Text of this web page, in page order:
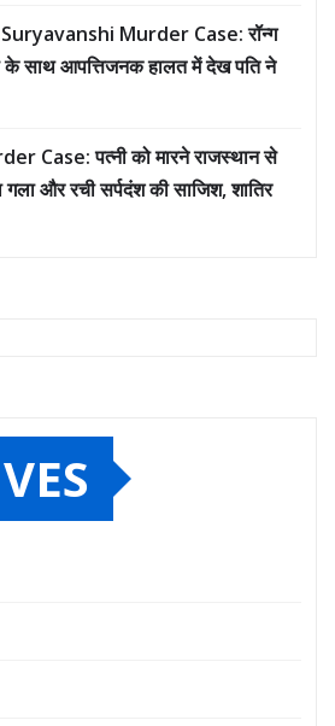
Murder Case: रॉन्ग
साथ आपत्तिजनक हालत में देख पति ने
Case: पत्नी को मारने राजस्थान से
गला और रची सर्पदंश की साजिश, शातिर